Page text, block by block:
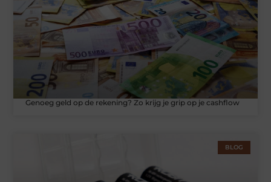
Genoeg geld op de rekening? Zo krijg je grip op je cashflow
BLOG